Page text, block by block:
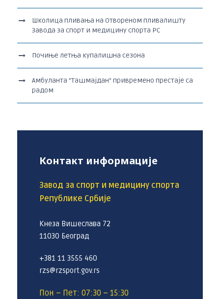
Школица пливања на Отвореном пливалишту
Завода за спорт и медицину спорта РС
Почиње летња купалишна сезона
Амбуланта “Ташмајдан“ привремено престаје са
радом
Контакт информације
Завод за спорт и медицину спорта
Републике Србије
Кнеза Вишеслава 72
11030 Београд
+381 11 3555 460
rzs@rzsport.gov.rs
Пон – Пет: 07:30 – 15:30